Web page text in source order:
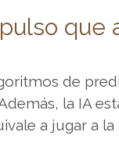
que
de
la IA
a jugar a